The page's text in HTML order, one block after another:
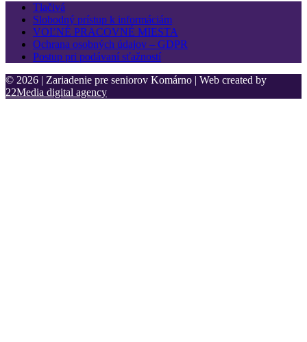
Tlačivá
Slobodný prístup k informáciám
VOĽNÉ PRACOVNÉ MIESTA
Ochrana osobných údajov – GDPR
Postup pri podávaní sťažností
© 2026 | Zariadenie pre seniorov Komárno | Web created by
22Media digital agency